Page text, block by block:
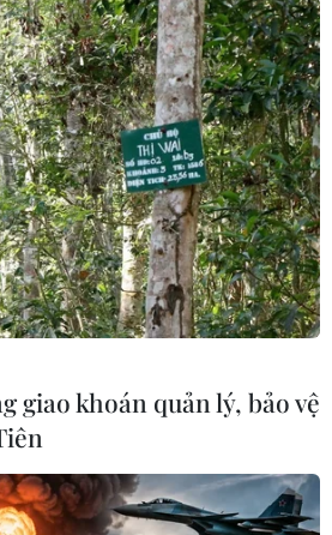
giao khoán quản lý, bảo vệ